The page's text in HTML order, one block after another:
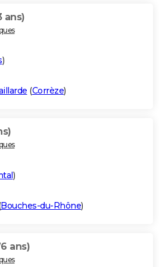
ans)
)
(Corrèze)
)
Bouches-du-Rhône)
ans)